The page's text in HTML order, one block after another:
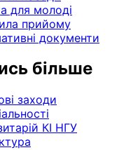
для молоді
прийому
документи
більше
заходи
КІ НГУ